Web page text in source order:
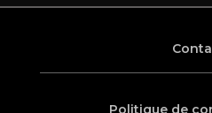
Politique de